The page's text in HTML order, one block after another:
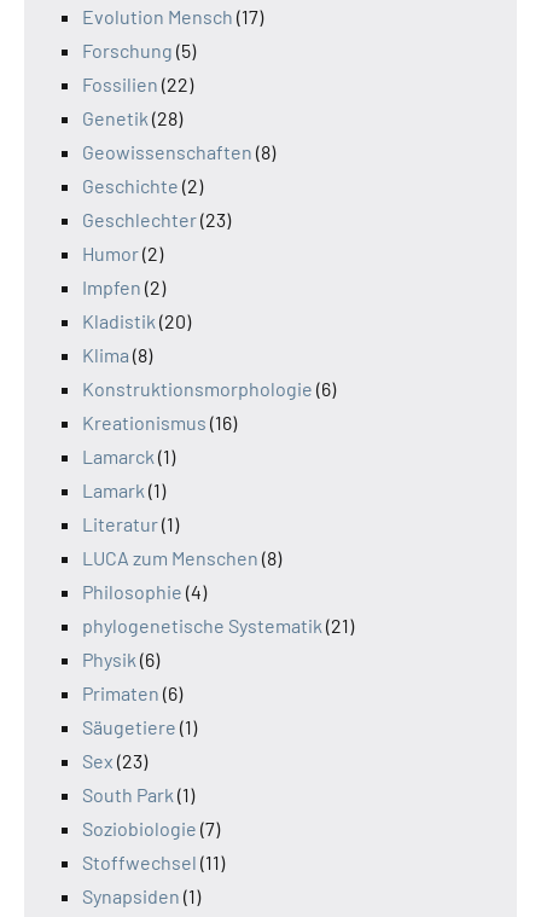
Evolution Mensch (17)
Forschung (5)
Fossilien (22)
Genetik (28)
Geowissenschaften (8)
Geschichte (2)
Geschlechter(23)
Humor(2)
Impfen (2)
Kladistik (20)
Klima (8)
Konstruktionsmorphologie (6)
Kreationismus (16)
Lamarck (1)
Lamark (1)
Literatur(1)
LUCA zum Menschen (8)
Philosophie (4)
phylogenetische Systematik (21)
Physik (6)
Primaten (6)
Säugetiere (1)
Sex (23)
South Park (1)
Soziobiologie (7)
Stoffwechsel (11)
Synapsiden (1)